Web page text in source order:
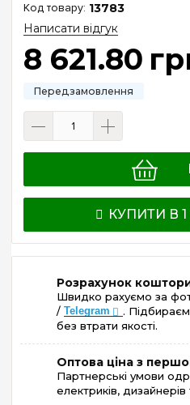
13783
Написати відгук
8 621.80
КУПИТИ В 1
Розрахунок
Швидко рахуємо за
/ Telegram
.
без втрати якості.
Оптова ціна з
Партнерські умови
електриків,